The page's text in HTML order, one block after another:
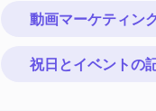
動画マーケティン
祝日とイベントの